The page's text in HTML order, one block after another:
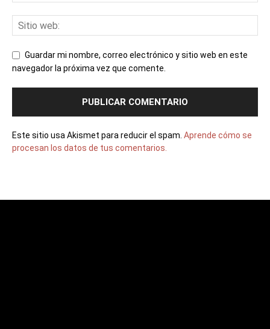
Guardar mi nombre, correo electrónico y sitio web en este
navegador la próxima vez que comente.
Este sitio usa Akismet para reducir el spam. Aprende cómo se
procesan los datos de tus comentarios.